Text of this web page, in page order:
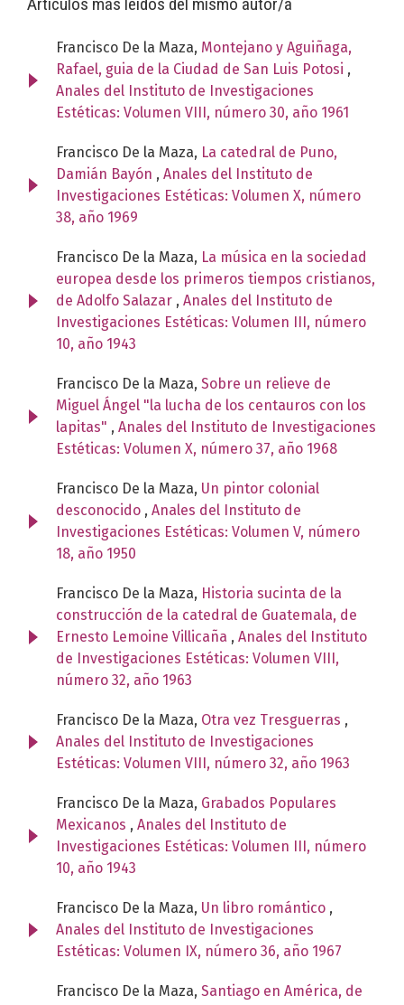
Francisco De la Maza, Montejano y Aguiñaga,
Rafael, guia de la Ciudad de San Luis Potosi ,
Anales del Instituto de Investigaciones
Estéticas: Volumen VIII, número 30, año 1961
Francisco De la Maza, La catedral de Puno,
Damián Bayón , Anales del Instituto de
Investigaciones Estéticas: Volumen X, número
38, año 1969
Francisco De la Maza, La música en la sociedad
europea desde los primeros tiempos cristianos,
de Adolfo Salazar , Anales del Instituto de
Investigaciones Estéticas: Volumen III, número
10, año 1943
Francisco De la Maza, Sobre un relieve de
Miguel Ángel "la lucha de los centauros con los
lapitas" , Anales del Instituto de Investigaciones
Estéticas: Volumen X, número 37, año 1968
Francisco De la Maza, Un pintor colonial
desconocido , Anales del Instituto de
Investigaciones Estéticas: Volumen V, número
18, año 1950
Francisco De la Maza, Historia sucinta de la
construcción de la catedral de Guatemala, de
Ernesto Lemoine Villicaña , Anales del Instituto
de Investigaciones Estéticas: Volumen VIII,
número 32, año 1963
Francisco De la Maza, Otra vez Tresguerras ,
Anales del Instituto de Investigaciones
Estéticas: Volumen VIII, número 32, año 1963
Francisco De la Maza, Grabados Populares
Mexicanos , Anales del Instituto de
Investigaciones Estéticas: Volumen III, número
10, año 1943
Francisco De la Maza, Un libro romántico ,
Anales del Instituto de Investigaciones
Estéticas: Volumen IX, número 36, año 1967
Francisco De la Maza, Santiago en América, de